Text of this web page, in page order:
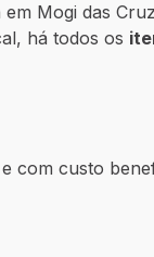
Mogi das
há todos os
com custo